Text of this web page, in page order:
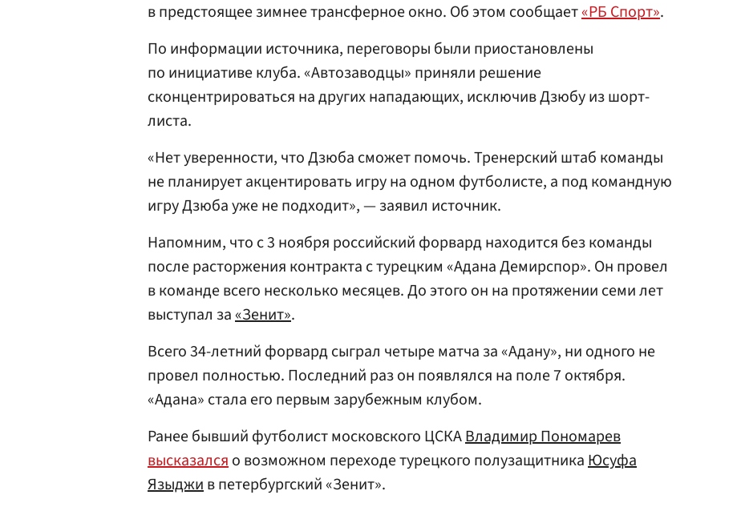
в предстоящее зимнее трансферное окно. Об этом сообщает«РБ Спорт».
По информации источника, переговоры были приостановлены
по инициативе клуба. «Автозаводцы» приняли решение
сконцентрироваться на других нападающих, исключив Дзюбу из шорт-
листа.
«Нет уверенности, что Дзюба сможет помочь. Тренерский штаб команды
не планирует акцентировать игру на одном футболисте, а под командную
игру Дзюба уже не подходит», — заявил источник.
Напомним, что с 3 ноября российский форвард находится без команды
после расторжения контракта с турецким «Адана Демирспор». Он провел
в команде всего несколько месяцев. До этого он на протяжении семи лет
выступал за«Зенит».
Всего 34-летний форвард сыграл четыре матча за «Адану», ни одного не
провел полностью. Последний раз он появлялся на поле 7 октября.
«Адана» стала его первым зарубежным клубом.
Ранее бывший футболист московского ЦСКАВладимир Пономарев
высказалсяо возможном переходе турецкого полузащитникаЮсуфа
Языджив петербургский «Зенит».